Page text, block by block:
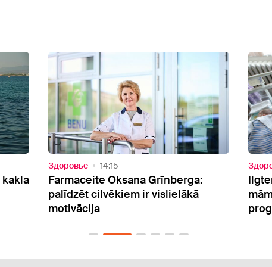
Здоровье 13:41
Ilgtermiņa atbalsts jaunajām
māmiņām: Latvijā sāk mājvizīšu
programmu pirmā bērna gaidībās